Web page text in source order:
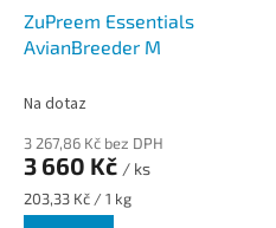
ZuPreem Essentials
AvianBreeder M
Na dotaz
3 267,86 Kč bez DPH
3 660 Kč / ks
Měrná
cena:
203,33 Kč / 1 kg